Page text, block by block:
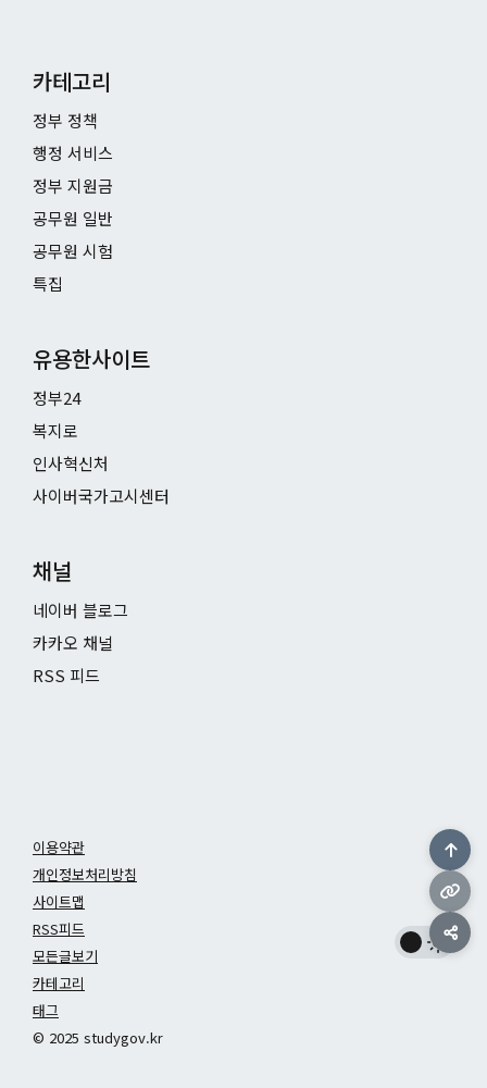
카테고리
정부 정책
행정 서비스
정부 지원금
공무원 일반
공무원 시험
특집
유용한사이트
정부24
복지로
인사혁신처
사이버국가고시센터
채널
네이버 블로그
카카오 채널
RSS 피드
이용약관
개인정보처리방침
사이트맵
RSS피드
모든글보기
카테고리
태그
© 2025 studygov.kr